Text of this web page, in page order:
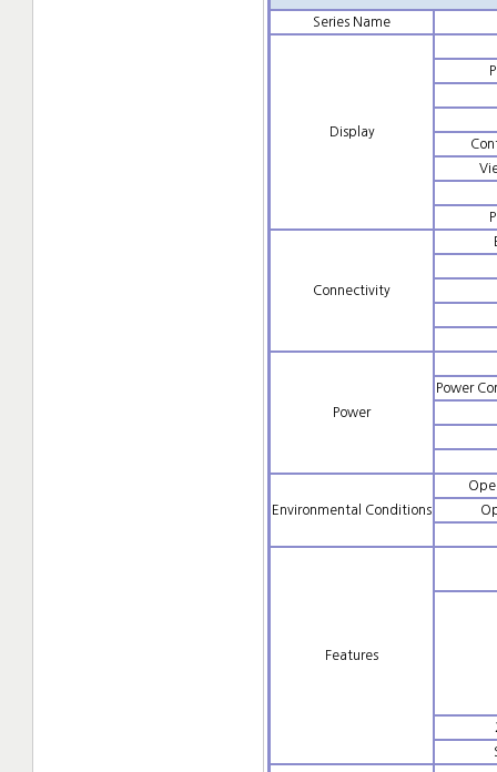
Series Name
Display
Connectivity
Power
Power
Environmental Conditions
Features